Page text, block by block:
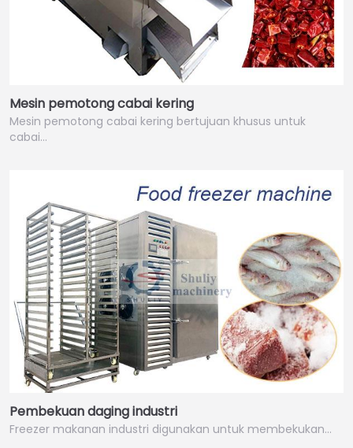
Mesin pemotong cabai kering
Mesin pemotong cabai kering bertujuan khusus untuk
cabai…
Pembekuan daging industri
Freezer makanan industri digunakan untuk membekukan…